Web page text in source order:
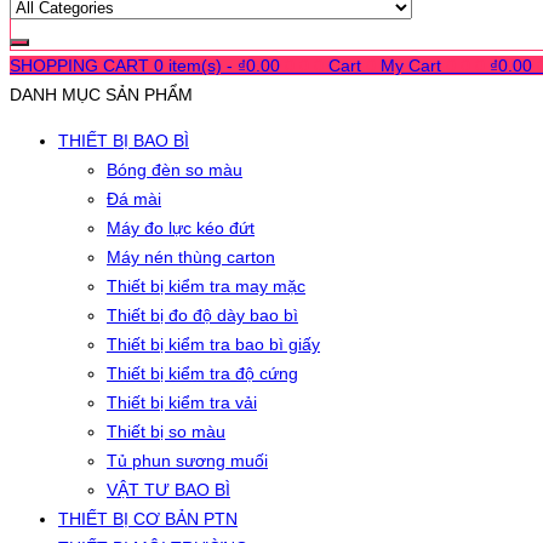
SHOPPING CART 0 item(s) - ₫0.00 Cart My Cart ₫0.00
DANH MỤC SẢN PHẨM
THIẾT BỊ BAO BÌ
Bóng đèn so màu
Đá mài
Máy đo lực kéo đứt
Máy nén thùng carton
Thiết bị kiểm tra may mặc
Thiết bị đo độ dày bao bì
Thiết bị kiểm tra bao bì giấy
Thiết bị kiểm tra độ cứng
Thiết bị kiểm tra vải
Thiết bị so màu
Tủ phun sương muối
VẬT TƯ BAO BÌ
THIẾT BỊ CƠ BẢN PTN